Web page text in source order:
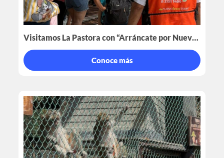
Visitamos La Pastora con “Arráncate por Nuevo León”
Conoce más